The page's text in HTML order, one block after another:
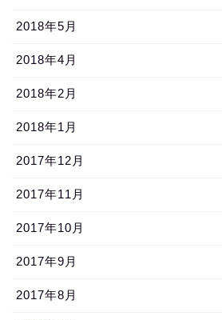
2018年5月
2018年4月
2018年2月
2018年1月
2017年12月
2017年11月
2017年10月
2017年9月
2017年8月